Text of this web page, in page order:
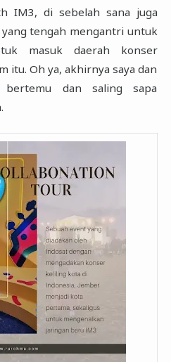
IM3, di sebelah sana juga
tengah mengantri untuk
masuk daerah ‎konser
itu. Oh ya, akhirnya saya dan
bertemu dan ‎saling sapa